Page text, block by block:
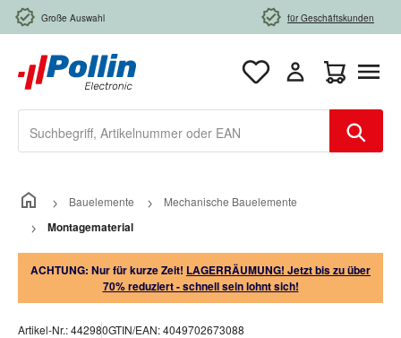
Zum Hauptinhalt springen
Große Auswahl für Geschäftskunden
Bauelemente Mechanische Bauelemente
Montagematerial
ACHTUNG: Nur für kurze Zeit! LAGERRÄUMUNG! Jetzt bis zu über
70% reduziert - schnell sein lohnt sich!
Artikel-Nr.:442980GTIN/EAN:4049702673088